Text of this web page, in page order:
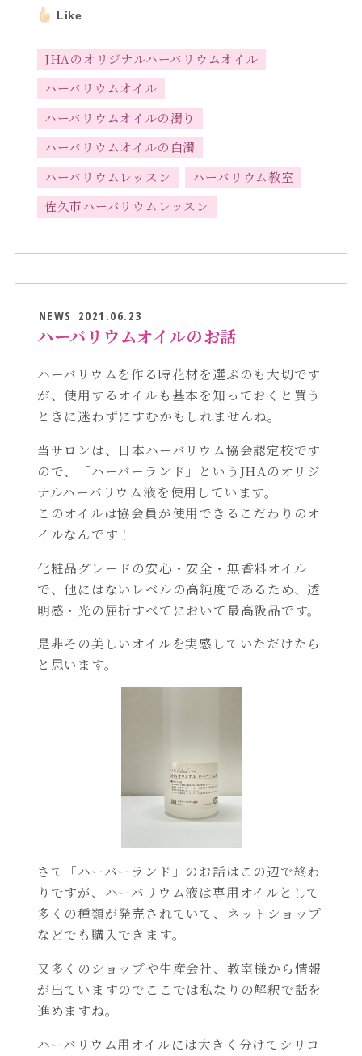
Like
JHAのオリジナルハーバリウムオイル
ハーバリウムオイル
ハーバリウムオイルの濁り
ハーバリウムオイルの白濁
ハーバリウムレッスン
ハーバリウム教室
佐久市ハーバリウムレッスン
NEWS 2021.06.23
ハーバリウムオイルのお話
ハーバリウムを作る時花材を選ぶのも大切です
が、使用するオイルも基本を知っておくと買う
ときに迷わずにすむかもしれませんね。
当サロンは、日本ハーバリウム協会認定校です
ので、「ハーバーランド」というJHAのオリジ
ナルハーバリウム液を使用しています。
このオイルは協会員が使用できるこだわりのオ
イルなんです！
化粧品グレードの安心・安全・無香料オイル
で、他にはないレベルの高純度であるため、透
明感・光の屈折すべてにおいて最高級品です。
是非その美しいオイルを実感していただけたら
と思います。
さて「ハーバーランド」のお話はこの辺で終わ
りですが、ハーバリウム液は専用オイルとして
多くの種類が発売されていて、ネットショップ
などでも購入できます。
又多くのショップや生産会社、教室様から情報
が出ていますのでここでは私なりの解釈で話を
進めますね。
ハーバリウム用オイルには大きく分けてシリコ